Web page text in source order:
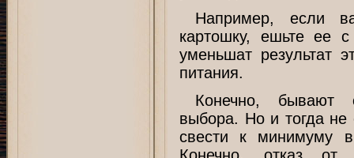
Например, если
картошку, ешьте ее
уменьшат результат
питания.
Конечно, бывают
выбора. Но и тогда не
свести к минимуму